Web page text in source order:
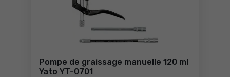
Pompe de graissage manuelle 120 ml
Yato YT-0701